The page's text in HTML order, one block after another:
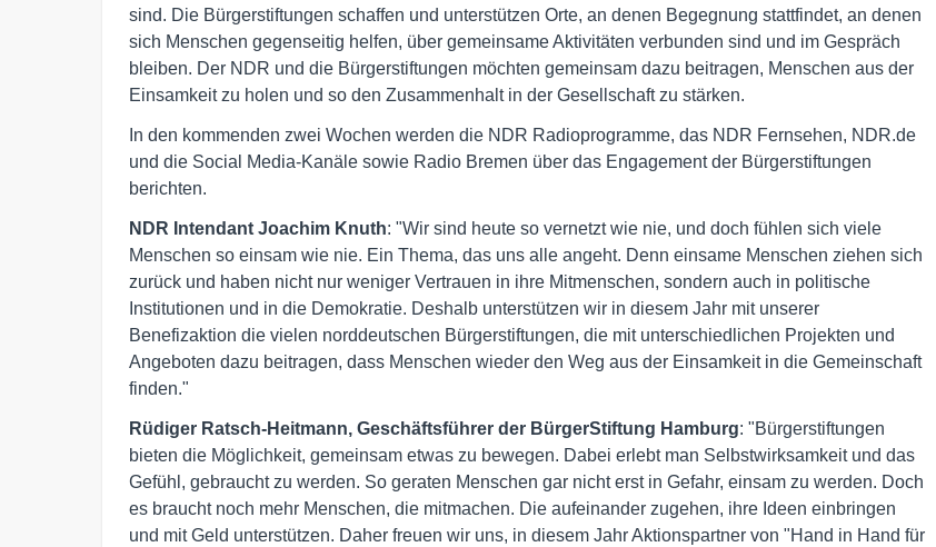
sind. Die Bürgerstiftungen schaffen und unterstützen Orte, an denen Begegnung stattfindet, an denen
sich Menschen gegenseitig helfen, über gemeinsame Aktivitäten verbunden sind und im Gespräch
bleiben. Der NDR und die Bürgerstiftungen möchten gemeinsam dazu beitragen, Menschen aus der
Einsamkeit zu holen und so den Zusammenhalt in der Gesellschaft zu stärken.
In den kommenden zwei Wochen werden die NDR Radioprogramme, das NDR Fernsehen, NDR.de
und die Social Media-Kanäle sowie Radio Bremen über das Engagement der Bürgerstiftungen
berichten.
NDR Intendant Joachim Knuth: "Wir sind heute so vernetzt wie nie, und doch fühlen sich viele
Menschen so einsam wie nie. Ein Thema, das uns alle angeht. Denn einsame Menschen ziehen sich
zurück und haben nicht nur weniger Vertrauen in ihre Mitmenschen, sondern auch in politische
Institutionen und in die Demokratie. Deshalb unterstützen wir in diesem Jahr mit unserer
Benefizaktion die vielen norddeutschen Bürgerstiftungen, die mit unterschiedlichen Projekten und
Angeboten dazu beitragen, dass Menschen wieder den Weg aus der Einsamkeit in die Gemeinschaft
finden."
Rüdiger Ratsch-Heitmann, Geschäftsführer der BürgerStiftung Hamburg: "Bürgerstiftungen
bieten die Möglichkeit, gemeinsam etwas zu bewegen. Dabei erlebt man Selbstwirksamkeit und das
Gefühl, gebraucht zu werden. So geraten Menschen gar nicht erst in Gefahr, einsam zu werden. Doch
es braucht noch mehr Menschen, die mitmachen. Die aufeinander zugehen, ihre Ideen einbringen
und mit Geld unterstützen. Daher freuen wir uns, in diesem Jahr Aktionspartner von "Hand in Hand für